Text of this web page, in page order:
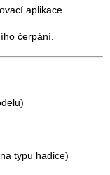
aplikace.
čerpání.
typu hadice)